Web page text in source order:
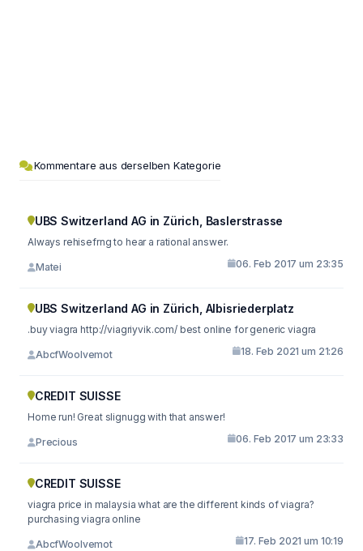
Kommentare aus derselben Kategorie
UBS Switzerland AG in Zürich, Baslerstrasse
Always rehisefrng to hear a rational answer.
Matei 06. Feb 2017 um 23:35
UBS Switzerland AG in Zürich, Albisriederplatz
.buy viagra http://viagriyvik.com/ best online for generic viagra
AbcfWoolvemot 18. Feb 2021 um 21:26
CREDIT SUISSE
Home run! Great slignugg with that answer!
Precious 06. Feb 2017 um 23:33
CREDIT SUISSE
viagra price in malaysia what are the different kinds of viagra?
purchasing viagra online
AbcfWoolvemot 17. Feb 2021 um 10:19